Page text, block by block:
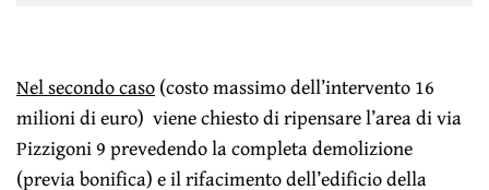
Nel secondo caso(costo massimo dell’intervento 16
milioni di euro) viene chiesto di ripensare l’area di via
Pizzigoni 9 prevedendo la completa demolizione
(previa bonifica) e il rifacimento dell’edificio della